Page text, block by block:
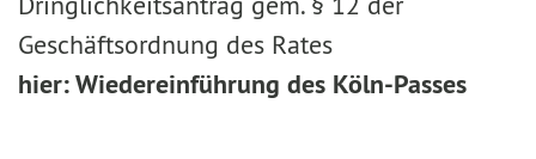
Geschäftsordnung des Rates
hier: Wiedereinführung des Köln-Passes